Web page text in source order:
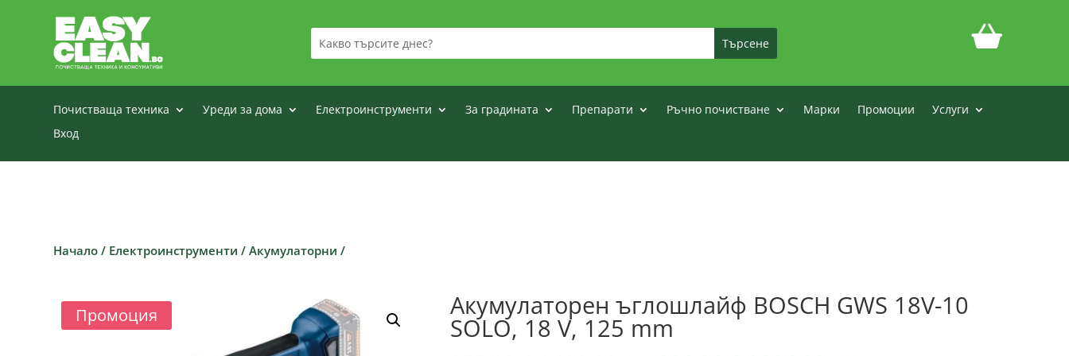
Почистваща техника Уреди за дома Електроинструменти За градината Препарати Ръчно почистване Марки Промоции
Услуги
Вход
Начало / Електроинструменти /Акумулаторни /
Промоция Акумулаторен ъглошлайф BOSCH GWS 18V-10
SOLO, 18 V, 125 mm